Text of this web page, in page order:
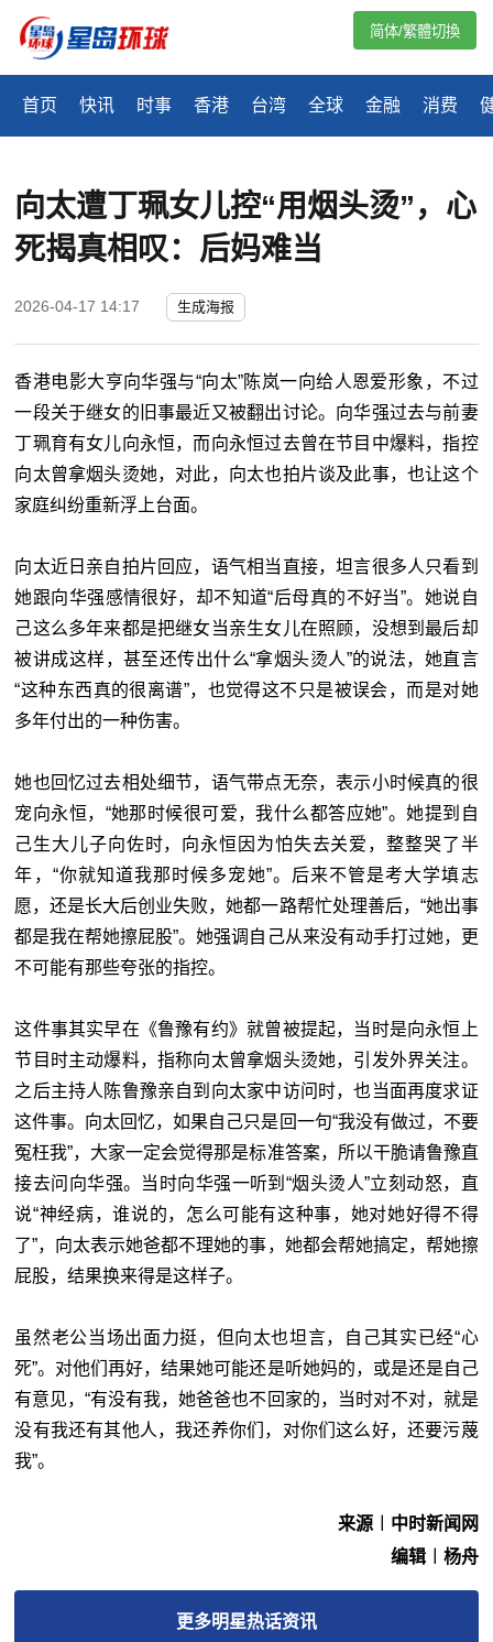
首页 快讯 时事 香港 台湾 全球 金融 消费
简体/繁體切換
向太遭丁珮女儿控“用烟头烫”，心
死揭真相叹：后妈难当
2026-04-17 14:17 生成海报
香港电影大亨向华强与“向太”陈岚一向给人恩爱形象，不过
一段关于继女的旧事最近又被翻出讨论。向华强过去与前妻
丁珮育有女儿向永恒，而向永恒过去曾在节目中爆料，指控
向太曾拿烟头烫她，对此，向太也拍片谈及此事，也让这个
家庭纠纷重新浮上台面。
向太近日亲自拍片回应，语气相当直接，坦言很多人只看到
她跟向华强感情很好，却不知道“后母真的不好当”。她说自
己这么多年来都是把继女当亲生女儿在照顾，没想到最后却
被讲成这样，甚至还传出什么“拿烟头烫人”的说法，她直言
“这种东西真的很离谱”，也觉得这不只是被误会，而是对她
多年付出的一种伤害。
她也回忆过去相处细节，语气带点无奈，表示小时候真的很
宠向永恒，“她那时候很可爱，我什么都答应她”。她提到自
己生大儿子向佐时，向永恒因为怕失去关爱，整整哭了半
年，“你就知道我那时候多宠她”。后来不管是考大学填志
愿，还是长大后创业失败，她都一路帮忙处理善后，“她出事
都是我在帮她擦屁股”。她强调自己从来没有动手打过她，更
不可能有那些夸张的指控。
这件事其实早在《鲁豫有约》就曾被提起，当时是向永恒上
节目时主动爆料，指称向太曾拿烟头烫她，引发外界关注。
之后主持人陈鲁豫亲自到向太家中访问时，也当面再度求证
这件事。向太回忆，如果自己只是回一句“我没有做过，不要
冤枉我”，大家一定会觉得那是标准答案，所以干脆请鲁豫直
接去问向华强。当时向华强一听到“烟头烫人”立刻动怒，直
说“神经病，谁说的，怎么可能有这种事，她对她好得不得
了”，向太表示她爸都不理她的事，她都会帮她搞定，帮她擦
屁股，结果换来得是这样子。
虽然老公当场出面力挺，但向太也坦言，自己其实已经“心
死”。对他们再好，结果她可能还是听她妈的，或是还是自己
有意见，“有没有我，她爸爸也不回家的，当时对不对，就是
没有我还有其他人，我还养你们，对你们这么好，还要污蔑
我”。
来源︱中时新闻网
编辑︱杨舟
更多明星热话资讯